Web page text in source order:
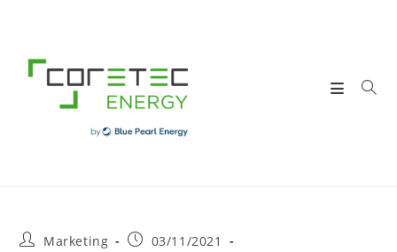
content
PostMarketing
Post03/11/2021